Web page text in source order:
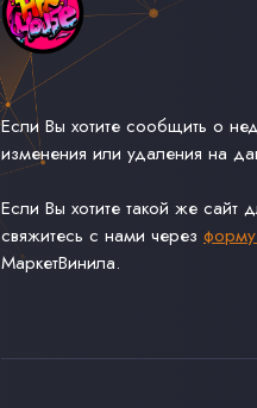
Если Вы хотите сообщить о
изменения или удаления на
Если Вы хотите такой же сайт
свяжитесь с нами через
МаркетВинила.